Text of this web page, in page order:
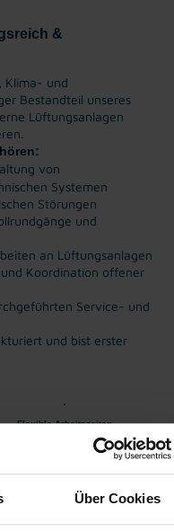
Über Cookies
&
Klima- und
Bestandteil unseres
Lüftungsanlagen
von
Systemen
Störungen
und
an Lüftungsanlagen
Koordination offener
Service- und
und bist erster
Flexible Arbeitszeiten
Kantine/